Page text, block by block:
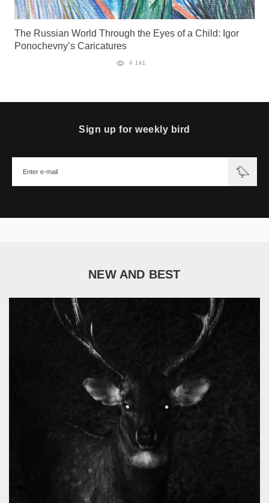
The Russian World Through the Eyes of a Child: Igor
Ponochevny’s Caricatures
4 141
Sign up for weekly bird
NEW AND BEST